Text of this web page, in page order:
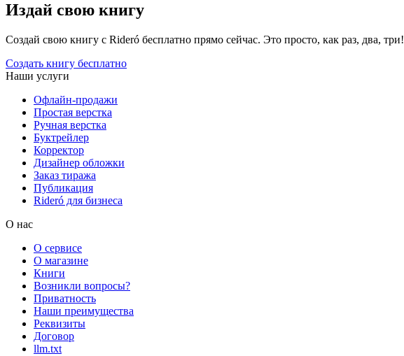
Издай свою книгу
Создай свою книгу с Rideró бесплатно прямо сейчас. Это просто, как раз, два, три!
Создать книгу бесплатно
Наши услуги
Офлайн-продажи
Простая верстка
Ручная верстка
Буктрейлер
Корректор
Дизайнер обложки
Заказ тиража
Публикация
Rideró для бизнеса
О нас
О сервисе
О магазине
Книги
Возникли вопросы?
Приватность
Наши преимущества
Реквизиты
Договор
llm.txt